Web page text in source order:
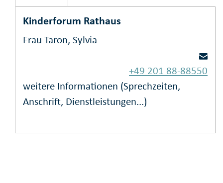
Kinderforum Rathaus
Frau Taron, Sylvia
+49 201 88-88550
weitere Informationen (Sprechzeiten,
Anschrift, Dienstleistungen...)